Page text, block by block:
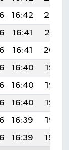
16:42
20:02
16:41
20:01
16:41
20:00
16:40
19:58
16:40
19:57
16:40
19:56
16:39
19:55
16:39
19:54